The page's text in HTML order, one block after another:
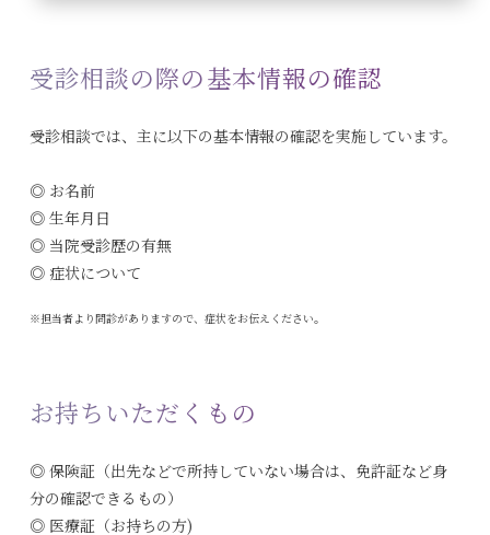
受診相談の際の基本情報の確認
受診相談では、主に以下の基本情報の確認を実施しています。
◎ お名前
◎ 生年月日
◎ 当院受診歴の有無
◎ 症状について
※担当者より問診がありますので、症状をお伝えください。
お持ちいただくもの
◎ 保険証 （出先などで所持していない場合は、免許証など身
分の確認できるもの）
◎ 医療証 （お持ちの方)